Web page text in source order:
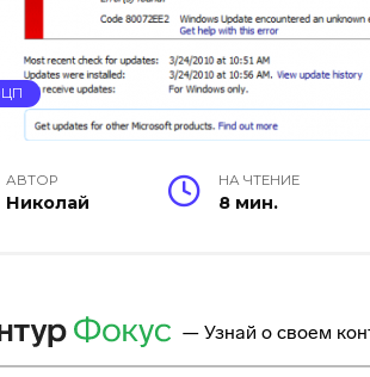
АВТОР
Николай
НА ЧТЕНИЕ
8 мин.